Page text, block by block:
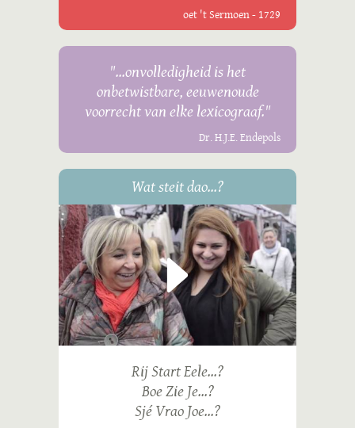
oet 't Sermoen - 1729
"...onvolledigheid is het
onbetwistbare, eeuwenoude
voorrecht van elke lexicograaf."
Dr. H.J.E. Endepols
Wat steit dao...?
Rij Start Eele...?
Boe Zie Je...?
Sjé Vrao Joe...?